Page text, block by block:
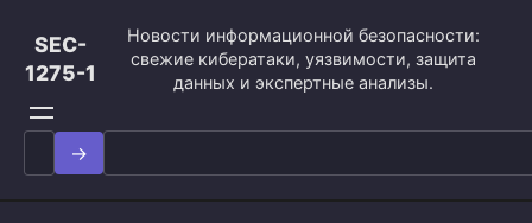
контенту
SEC-
1275-1
Новости информационной безопасности:
свежие кибератаки, уязвимости, защита
данных и экспертные анализы.
Search
for: